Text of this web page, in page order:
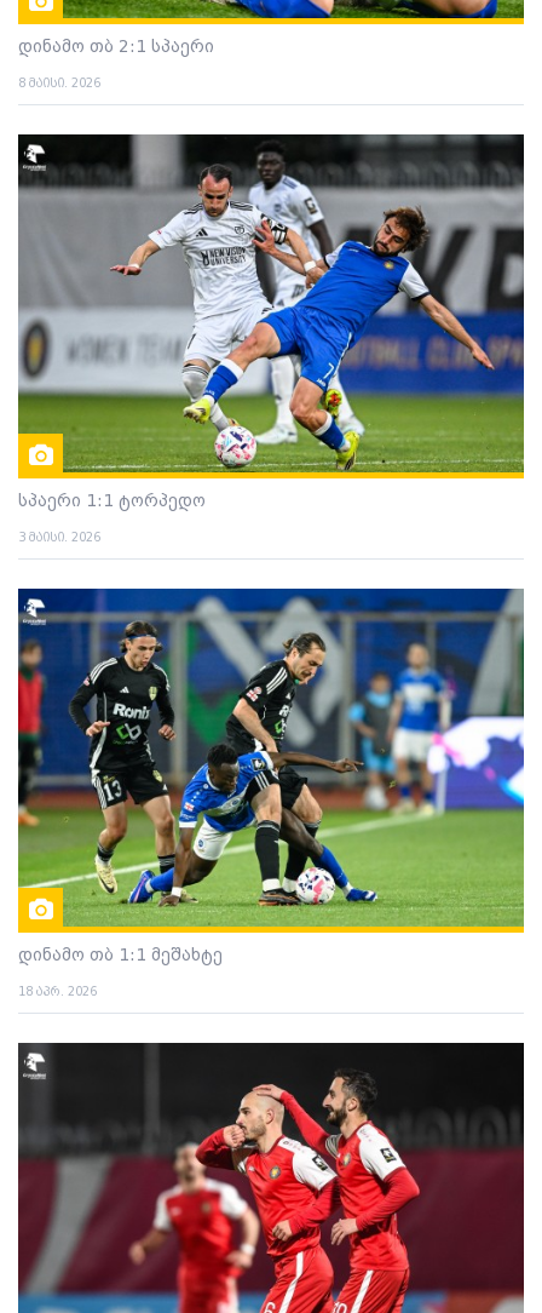
დინამო თბ 2:1 სპაერი
8 მაისი. 2026
სპაერი 1:1 ტორპედო
3 მაისი. 2026
დინამო თბ 1:1 მეშახტე
18 აპრ. 2026